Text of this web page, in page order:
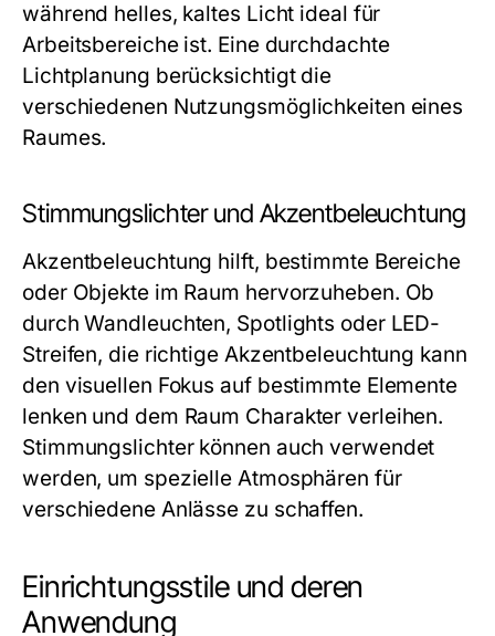
während helles, kaltes Licht ideal für
Arbeitsbereiche ist. Eine durchdachte
Lichtplanung berücksichtigt die
verschiedenen Nutzungsmöglichkeiten eines
Raumes.
Stimmungslichter und Akzentbeleuchtung
Akzentbeleuchtung hilft, bestimmte Bereiche
oder Objekte im Raum hervorzuheben. Ob
durch Wandleuchten, Spotlights oder LED-
Streifen, die richtige Akzentbeleuchtung kann
den visuellen Fokus auf bestimmte Elemente
lenken und dem Raum Charakter verleihen.
Stimmungslichter können auch verwendet
werden, um spezielle Atmosphären für
verschiedene Anlässe zu schaffen.
Einrichtungsstile und deren
Anwendung